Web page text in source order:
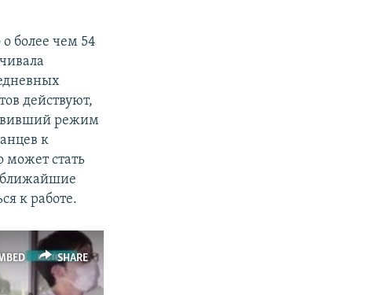
более чем 54
действуют,
режим
к
может стать
ближайшие
к работе.
SHARE